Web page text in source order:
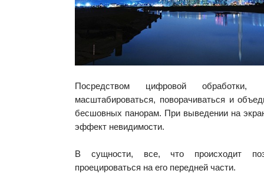
Посредством цифровой обработки,
масштабироваться, поворачиваться и
бесшовных панорам. При выведении на
эффект невидимости.
В сущности, все, что происходит
проецироваться на его передней части.